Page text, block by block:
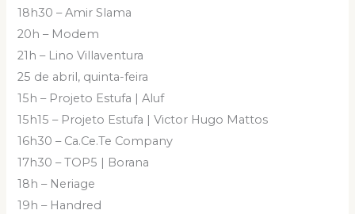
18h30 – Amir Slama
20h – Modem
21h – Lino Villaventura
25 de abril, quinta-feira
15h – Projeto Estufa | Aluf
15h15 – Projeto Estufa | Victor Hugo Mattos
16h30 – Ca.Ce.Te Company
17h30 – TOP5 | Borana
18h – Neriage
19h – Handred